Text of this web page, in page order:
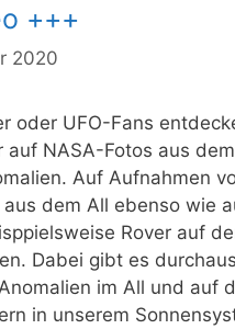
+++
2020
oder UFO-Fans
auf NASA-Fotos aus
Auf Aufnahmen
aus dem All ebenso wie
Rover auf
Dabei gibt es
im All und auf
in unserem